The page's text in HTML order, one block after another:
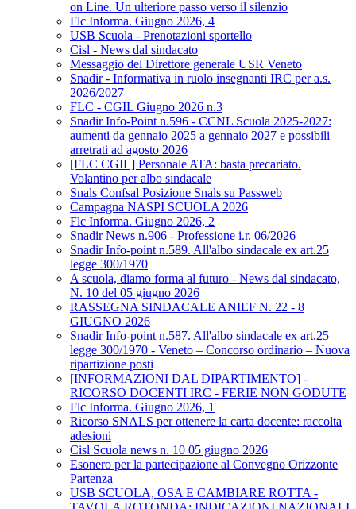
on Line. Un ulteriore passo verso il silenzio
Flc Informa. Giugno 2026, 4
USB Scuola - Prenotazioni sportello
Cisl - News dal sindacato
Messaggio del Direttore generale USR Veneto
Snadir - Informativa in ruolo insegnanti IRC per a.s.
2026/2027
FLC - CGIL Giugno 2026 n.3
Snadir Info-Point n.596 - CCNL Scuola 2025-2027:
aumenti da gennaio 2025 a gennaio 2027 e possibili
arretrati ad agosto 2026
[FLC CGIL] Personale ATA: basta precariato.
Volantino per albo sindacale
Snals Confsal Posizione Snals su Passweb
Campagna NASPI SCUOLA 2026
Flc Informa. Giugno 2026, 2
Snadir News n.906 - Professione i.r. 06/2026
Snadir Info-point n.589. All'albo sindacale ex art.25
legge 300/1970
A scuola, diamo forma al futuro - News dal sindacato,
N. 10 del 05 giugno 2026
RASSEGNA SINDACALE ANIEF N. 22 - 8
GIUGNO 2026
Snadir Info-point n.587. All'albo sindacale ex art.25
legge 300/1970 - Veneto – Concorso ordinario – Nuova
ripartizione posti
[INFORMAZIONI DAL DIPARTIMENTO] -
RICORSO DOCENTI IRC - FERIE NON GODUTE
Flc Informa. Giugno 2026, 1
Ricorso SNALS per ottenere la carta docente: raccolta
adesioni
Cisl Scuola news n. 10 05 giugno 2026
Esonero per la partecipazione al Convegno Orizzonte
Partenza
USB SCUOLA, OSA E CAMBIARE ROTTA -